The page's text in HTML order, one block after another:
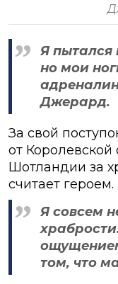
Я пытался
но мои
Джерард.
За свой
от
Шотландии за
считает героем.
Я совсем
том, что